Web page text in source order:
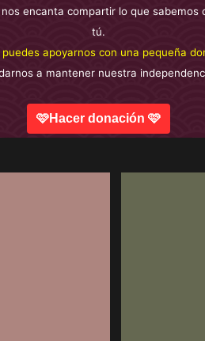
encanta compartir lo que sabemos
tú.
puedes apoyarnos con una pequeña
a mantener nuestra
🩷Hacer donación 🩷